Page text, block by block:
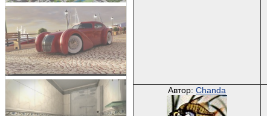
Автор: Chanda